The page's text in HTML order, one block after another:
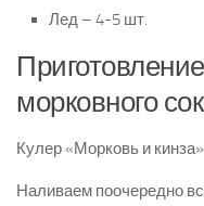
Лед – 4-5 шт.
морковного
Кулер «Морковь и
Наливаем поочередно